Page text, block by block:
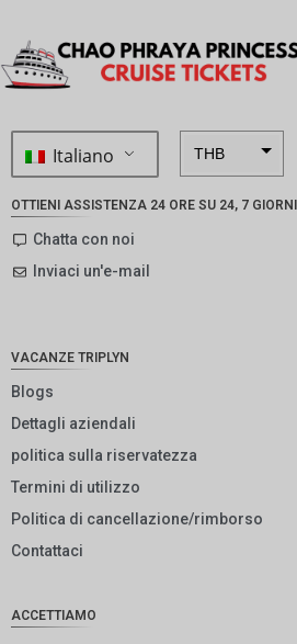
Italiano THB
GBP
OTTIENI ASSISTENZA 24 ORE SU 24, 7
Chatta con noi
Inviaci un'e-mail
VACANZE TRIPLYN
Blogs
Dettagli aziendali
politica sulla riservatezza
Termini di utilizzo
Politica di cancellazione/rimborso
Contattaci
ACCETTIAMO